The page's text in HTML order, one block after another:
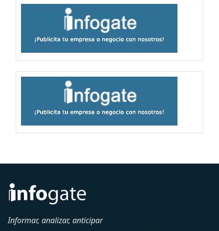
Informar, analizar, anticipar